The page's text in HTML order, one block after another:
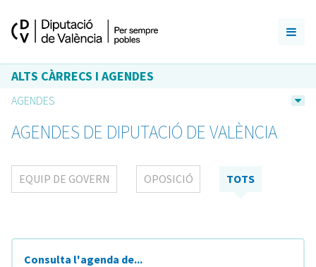
ALTS CÀRRECS I AGENDES
AGENDES
AGENDES DE DIPUTACIÓ DE VALÈNCIA
EQUIP DE GOVERN OPOSICIÓ TOTS
Consulta l'agenda de...